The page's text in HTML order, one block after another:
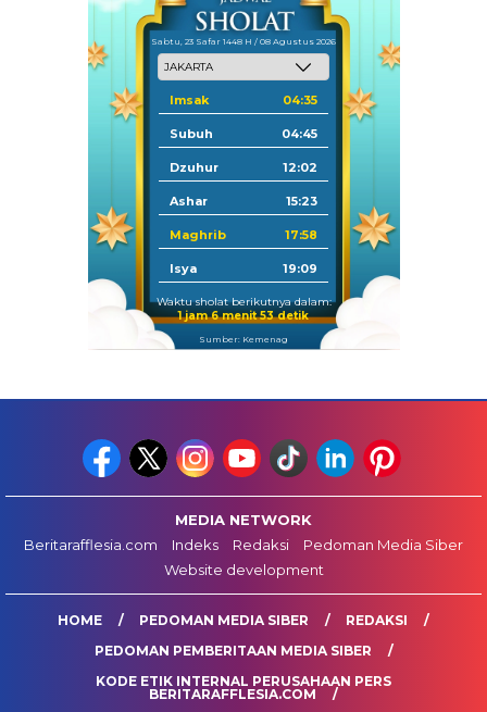
Sabtu, 23 Safar 1448 H / 08 Agustus 2026
Imsak 04:35
Subuh 04:45
Dzuhur 12:02
Ashar 15:23
Maghrib 17:58
Isya 19:09
Waktu sholat berikutnya dalam:
1 jam 6 menit 52 detik
Sumber: Kemenag
MEDIA NETWORK
Beritarafflesia.com
Indeks Redaksi
Pedoman Media Siber
Website development
HOME PEDOMAN MEDIA SIBER
REDAKSI
PEDOMAN PEMBERITAAN MEDIA SIBER
KODE ETIK INTERNAL PERUSAHAAN PERS
BERITARAFFLESIA.COM